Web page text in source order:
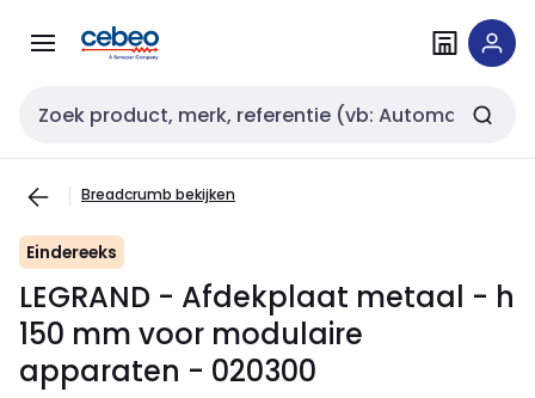
naar
naar
Zoekveld invoer
Breadcrumb bekijken
Eindereeks
LEGRAND - Afdekplaat metaal - h
150 mm voor modulaire
apparaten - 020300